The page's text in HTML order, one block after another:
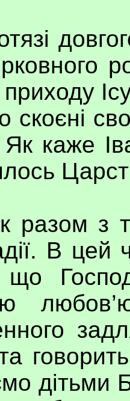
довгого
скоєні
Як каже
з
В цей
що
дітьми